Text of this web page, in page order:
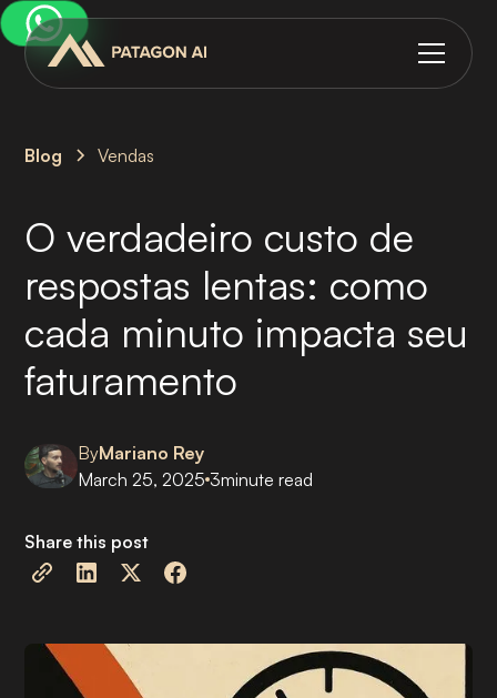
Blog Vendas
O verdadeiro custo de
respostas lentas: como
cada minuto impacta seu
faturamento
ByMariano Rey
March 25, 2025 3minute read
Share this post